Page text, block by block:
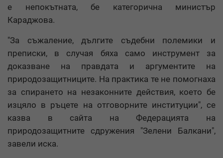
е непокътната, бе категорична министър
Караджова.
"За съжаление, дългите съдебни полемики и
преписки, в случая бяха само инструмент за
доказване на правдата и аргументите на
природозащитниците. На практика те не помогнаха
за спирането на незаконните действия, което бе
изцяло в ръцете на отговорните институции", се
казва в сайта на Федерацията на
природозащитните сдружения "Зелени Балкани",
завели иска.